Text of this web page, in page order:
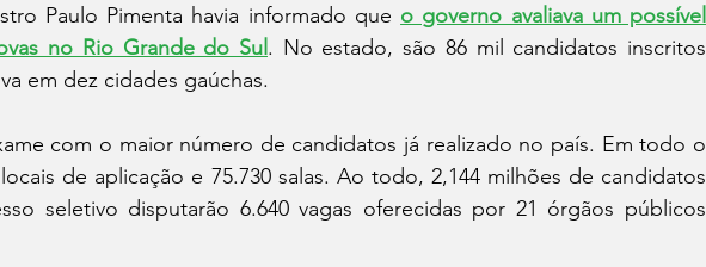
Paulo Pimenta havia informado que o governo avaliava um possível
no Rio Grande do Sul . No estado, são 86 mil candidatos inscritos
em dez cidades gaúchas.
com o maior número de candidatos já realizado no país. Em todo o
de aplicação e 75.730 salas. Ao todo, 2,144 milhões de candidatos
seletivo disputarão 6.640 vagas oferecidas por 21 órgãos públicos